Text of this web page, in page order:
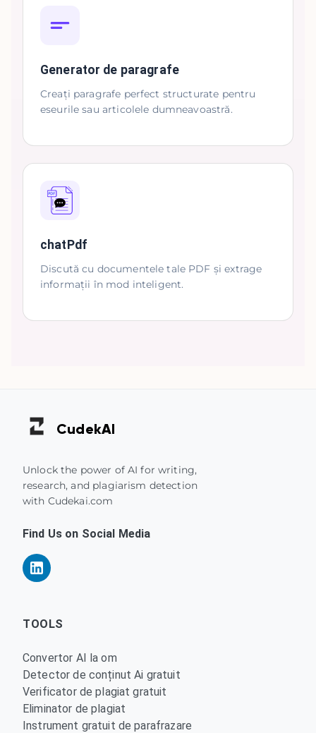
Generator de paragrafe
Creați paragrafe perfect structurate pentru
eseurile sau articolele dumneavoastră.
chatPdf
Discută cu documentele tale PDF și extrage
informații în mod inteligent.
CudekAI
Unlock the power of AI for writing,
research, and plagiarism detection
with Cudekai.com
Find Us on Social Media
TOOLS
Convertor AI la om
Detector de conținut Ai gratuit
Verificator de plagiat gratuit
Eliminator de plagiat
Instrument gratuit de parafrazare